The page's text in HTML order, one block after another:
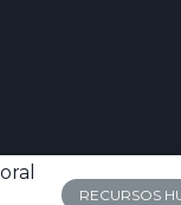
RECURSOS